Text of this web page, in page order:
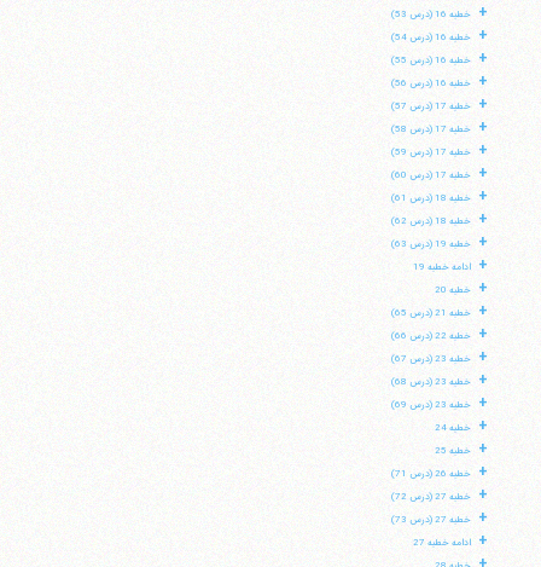
+ خطبه 16 (درس 53)
+ خطبه 16 (درس 54)
+ خطبه 16 (درس 55)
+ خطبه 16 (درس 56)
+ خطبه 17 (درس 57)
+ خطبه 17 (درس 58)
+ خطبه 17 (درس 59)
+ خطبه 17 (درس 60)
+ خطبه 18 (درس 61)
+ خطبه 18 (درس 62)
+ خطبه 19 (درس 63)
+ ادامه خطبه 19
+ خطبه 20
+ خطبه 21 (درس 65)
+ خطبه 22 (درس 66)
+ خطبه 23 (درس 67)
+ خطبه 23 (درس 68)
+ خطبه 23 (درس 69)
+ خطبه 24
+ خطبه 25
+ خطبه 26 (درس 71)
+ خطبه 27 (درس 72)
+ خطبه 27 (درس 73)
+ ادامه خطبه 27